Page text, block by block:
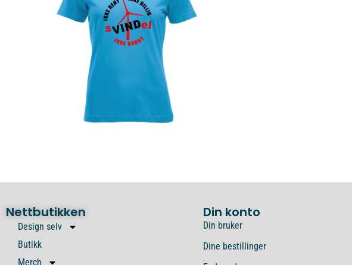
Nettbutikken Din konto
Design selv
Butikk
Merch
Din bruker
Dine bestillinger